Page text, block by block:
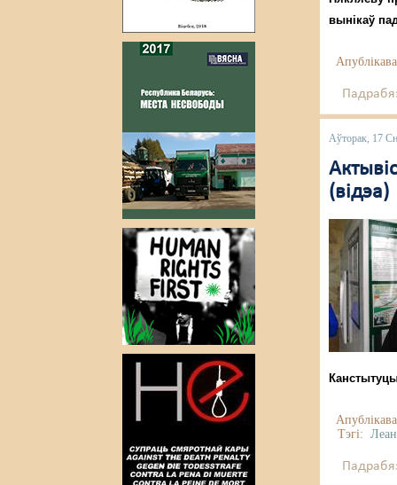
вынікаў
Аўторак, 17
(відэа)
Тэгі: